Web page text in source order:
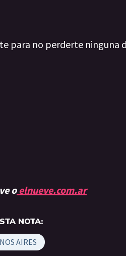
para no perderte ninguna
o elnueve.com.ar
NOTA:
AIRES